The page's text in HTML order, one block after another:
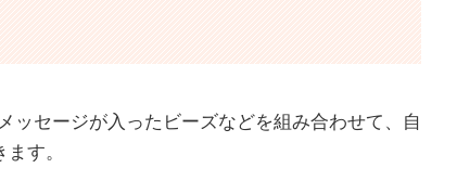
ッセージが入ったビーズなどを組み合わせて、自
す。